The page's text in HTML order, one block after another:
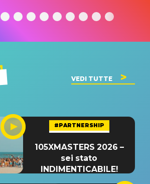
del singolo
VEDI TUTTE
#PARTNERSHIP
105XMASTERS 2026 –
sei stato
INDIMENTICABILE!